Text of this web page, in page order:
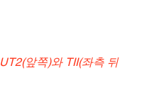
앞쪽)와 TII(좌측 뒤